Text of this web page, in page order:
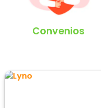
Convenios